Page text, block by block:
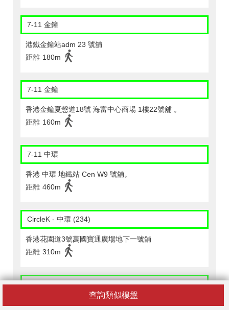
查詢類似樓盤
7-11 金鐘
港鐵金鐘站adm 23 號舖
距離 180m
7-11 金鐘
香港金鐘夏愨道18號 海富中心商場 1樓22號舖 。
距離 160m
7-11 中環
香港 中環 地鐵站 Cen W9 號舖。
距離 460m
CircleK - 中環 (234)
香港花園道3號萬國寶通廣場地下一號舖
距離 310m
CircleK - 中環 (258)
香港中環夏愨道十二號美國銀行中心一樓香港中文大學